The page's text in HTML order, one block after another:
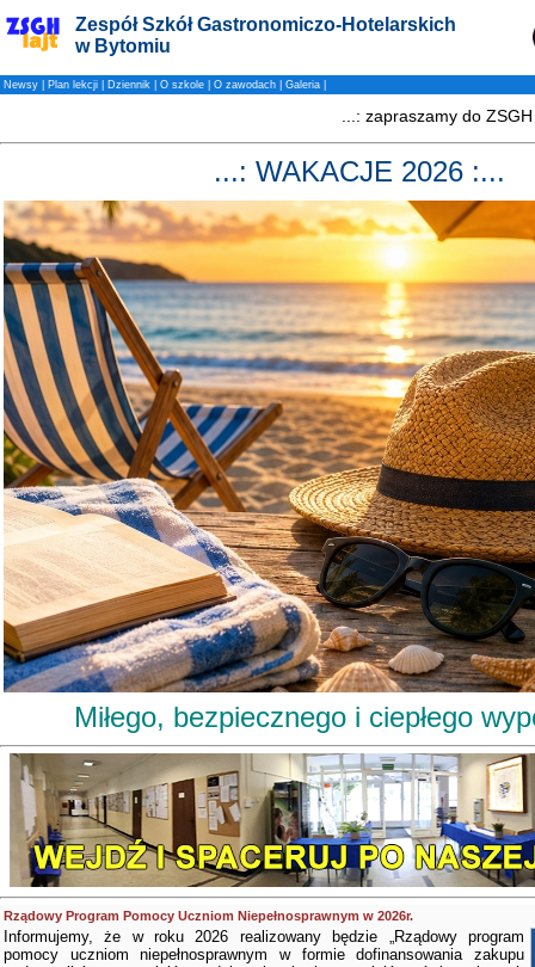
Zespół Szkół Gastronomiczo-Hotelarskich
w Bytomiu
Newsy Plan lekcji Dziennik O szkole O zawodach Galeria
...: WAKACJE 2026 :...
Miłego, bezpiecznego i ciepłego
Rządowy Program Pomocy Uczniom Niepełnosprawnym w 2026r.
Informujemy, że w roku 2026 realizowany będzie „Rządowy program
pomocy uczniom niepełnosprawnym w formie dofinansowania zakupu